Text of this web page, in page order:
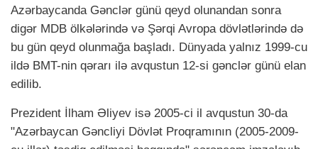
Azərbaycanda Gənclər günü qeyd olunandan sonra
digər MDB ölkələrində və Şərqi Avropa dövlətlərində də
bu gün qeyd olunmağa başladı. Dünyada yalnız 1999-cu
ildə BMT-nin qərarı ilə avqustun 12-si gənclər günü elan
edilib.
Prezident İlham Əliyev isə 2005-ci il avqustun 30-da
"Azərbaycan Gəncliyi Dövlət Proqramının (2005-2009-